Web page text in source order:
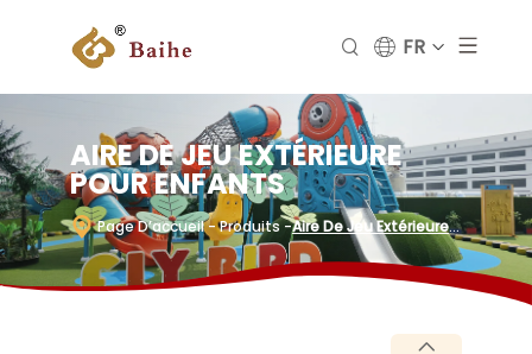
FR
AIRE DE JEU EXTÉRIEURE
POUR ENFANTS
Page D’accueil- Produits-Aire De Jeu Extérieure
Pour Enfants